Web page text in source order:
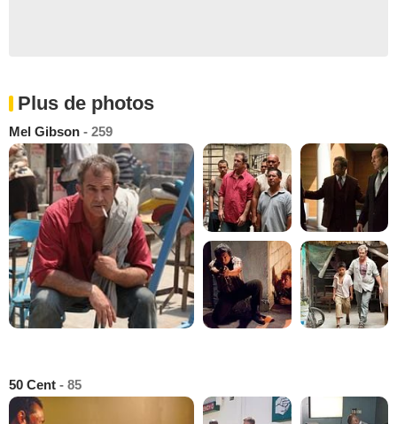
Plus de photos
Mel Gibson - 259
50 Cent - 85